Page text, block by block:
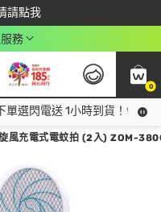
請點我
饋$350
務
0
單選閃電送 1小時到貨！領神
旋風充電式電蚊拍 (2入) ZOM-